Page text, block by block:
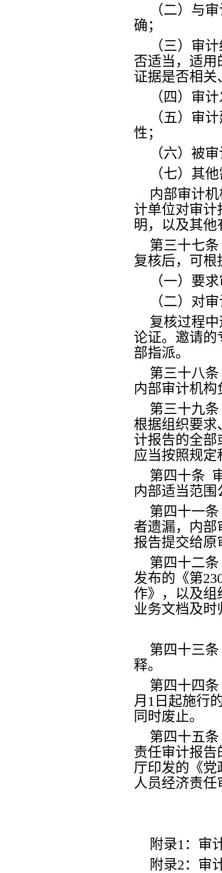
（二）与
确；
（三）审
否适当，适
证据是否相关
（四）审
（五）审
性；
（六）被
（七）其
内部审计
计单位对审
明，以及其他
第三十七条
复核后，可
（一）要
（二）对
复核过程
论证。邀请
部指派。
第三十八条
内部审计机
第三十九条
根据组织要
计报告的全
应当按照规定
第四十条
内部适当范围
第四十一条
者遗漏，内
报告提交给原
第四十二条
发布的《第
作》，以及
业务文档及
第四十三条
释。
第四十四条
月 1 日起施行
同时废止。
第四十五条
责任审计报
厅印发的《
人员经济责
附录1：审
附录2：审